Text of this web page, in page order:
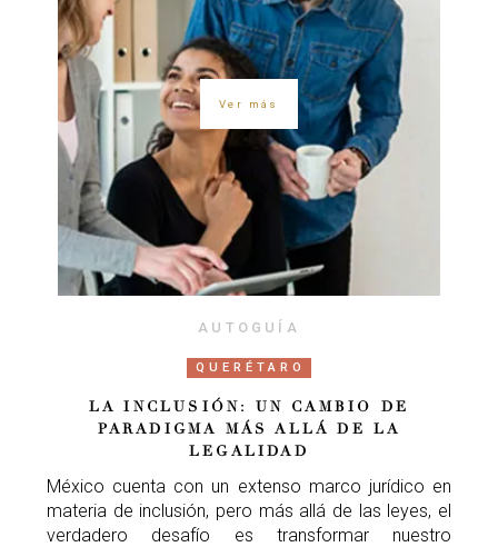
Ver más
AUTOGUÍA
QUERÉTARO
LA INCLUSIÓN: UN CAMBIO DE
PARADIGMA MÁS ALLÁ DE LA
LEGALIDAD
México cuenta con un extenso marco jurídico en
materia de inclusión, pero más allá de las leyes, el
verdadero desafío es transformar nuestro